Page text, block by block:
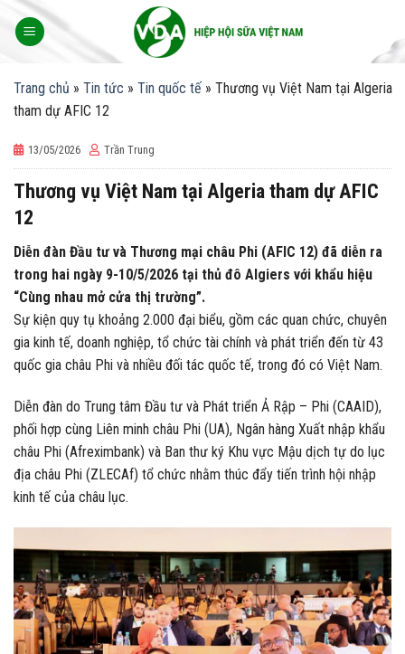
Trang chủ » Tin tức » Tin quốc tế » Thương vụ Việt Nam tại Algeria
tham dự AFIC 12
13/05/2026 Trần Trung
Thương vụ Việt Nam tại Algeria tham dự AFIC
12
Diễn đàn Đầu tư và Thương mại châu Phi (AFIC 12) đã diễn ra
trong hai ngày 9-10/5/2026 tại thủ đô Algiers với khẩu hiệu
“Cùng nhau mở cửa thị trường”.
Sự kiện quy tụ khoảng 2.000 đại biểu, gồm các quan chức, chuyên
gia kinh tế, doanh nghiệp, tổ chức tài chính và phát triển đến từ 43
quốc gia châu Phi và nhiều đối tác quốc tế, trong đó có Việt Nam.
Diễn đàn do Trung tâm Đầu tư và Phát triển Ả Rập – Phi (CAAID),
phối hợp cùng Liên minh châu Phi (UA), Ngân hàng Xuất nhập khẩu
châu Phi (Afreximbank) và Ban thư ký Khu vực Mậu dịch tự do lục
địa châu Phi (ZLECAf) tổ chức nhằm thúc đẩy tiến trình hội nhập
kinh tế của châu lục.